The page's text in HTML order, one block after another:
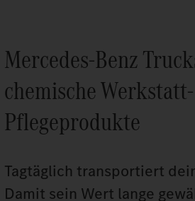
Mercedes‑Benz
chemische
Pflegeprodukte
Tagtäglich transportiert
Damit sein Wert lange